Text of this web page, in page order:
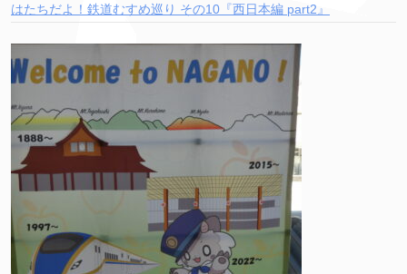
はたちだよ！鉄道むすめ巡り その10『西日本編 part2』